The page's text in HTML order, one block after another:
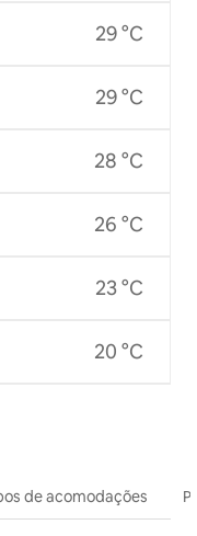
29 °C
29 °C
28 °C
26 °C
23 °C
20 °C
de acomodações